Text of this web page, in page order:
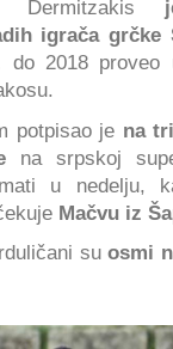
Dermitzakis
igrača grčke
2018 proveo
potpisao je na
na srpskoj
u nedelju,
Mačvu iz
suosmi